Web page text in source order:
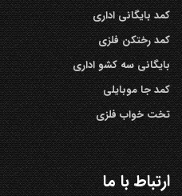
کمد بایگانی اداری
کمد رختکن فلزی
بایگانی سه کشو اداری
کمد جا موبایلی
تخت خواب فلزی
ارتباط با ما